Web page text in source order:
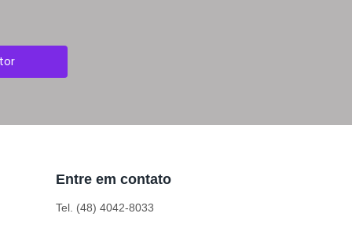
Entre em contato
Tel. (48) 4042-8033